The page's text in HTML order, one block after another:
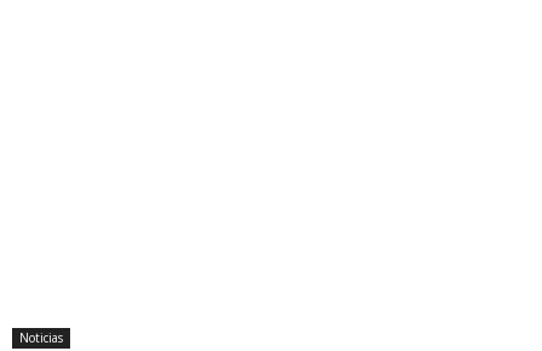
Noticias